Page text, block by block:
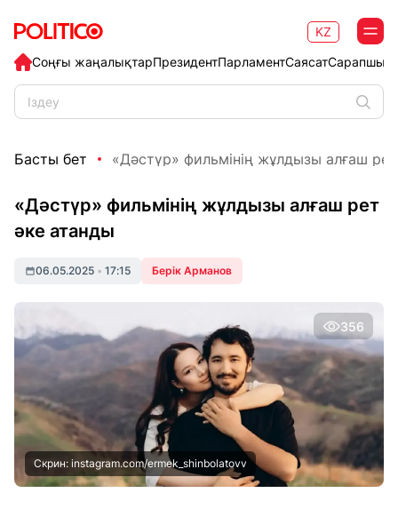
Соңғы жаңалықтарПрезидентПарламентСаясат
KZ
Басты бет «Дәстүр» фильмінің жұлдызы алғаш
«Дәстүр» фильмінің жұлдызы алғаш рет
әке атанды
06.05.2025 • 17:15 Берік Арманов
356
Скрин: instagram.com/ermek_shinbolatovv